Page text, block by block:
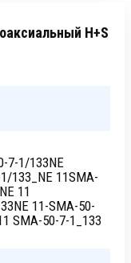
H+S
7-1/133NE
133_NE 11SMA-
11
11-SMA-50-
SMA-50-7-1_133